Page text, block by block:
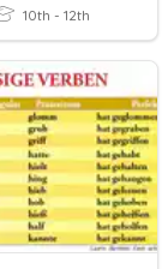
10th - 12th